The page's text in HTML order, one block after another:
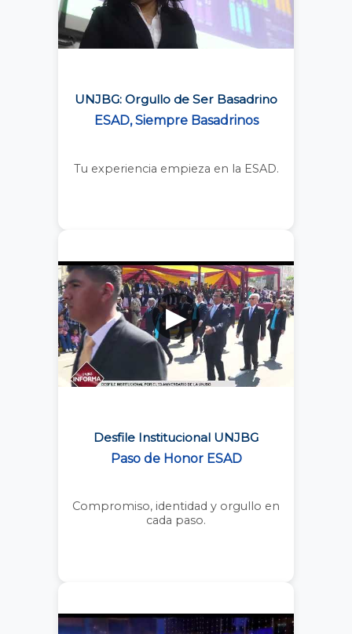
UNJBG: Orgullo de Ser Basadrino
ESAD, Siempre Basadrinos
Tu experiencia empieza en la ESAD.
▶
Desfile Institucional UNJBG
Paso de Honor ESAD
Compromiso, identidad y orgullo en
cada paso.